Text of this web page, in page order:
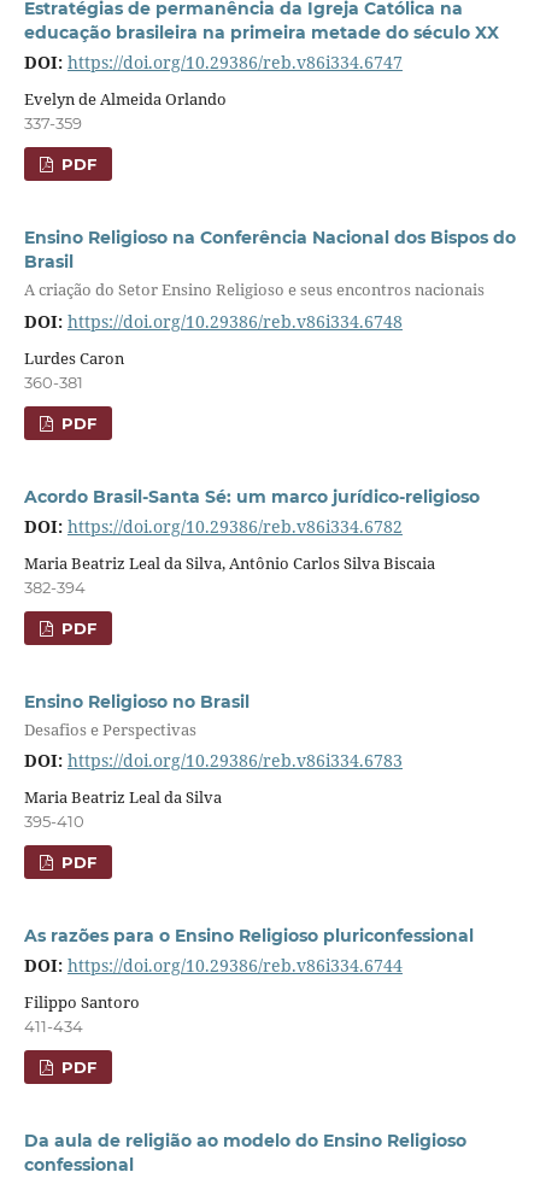
Estratégias de permanência da Igreja Católica na
educação brasileira na primeira metade do século XX
DOI: https://doi.org/10.29386/reb.v86i334.6747
Evelyn de Almeida Orlando
337-359
PDF
Ensino Religioso na Conferência Nacional dos Bispos do
Brasil
A criação do Setor Ensino Religioso e seus encontros nacionais
DOI: https://doi.org/10.29386/reb.v86i334.6748
Lurdes Caron
360-381
PDF
Acordo Brasil-Santa Sé: um marco jurídico-religioso
DOI: https://doi.org/10.29386/reb.v86i334.6782
Maria Beatriz Leal da Silva, Antônio Carlos Silva Biscaia
382-394
PDF
Ensino Religioso no Brasil
Desafios e Perspectivas
DOI: https://doi.org/10.29386/reb.v86i334.6783
Maria Beatriz Leal da Silva
395-410
PDF
As razões para o Ensino Religioso pluriconfessional
DOI: https://doi.org/10.29386/reb.v86i334.6744
Filippo Santoro
411-434
PDF
Da aula de religião ao modelo do Ensino Religioso
confessional